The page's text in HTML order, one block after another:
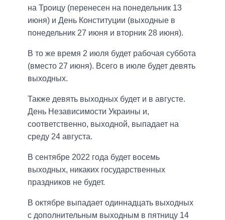
на Троицу (перенесен на понедельник 13
июня) и День Конституции (выходные в
понедельник 27 июня и вторник 28 июня).
В то же время 2 июля будет рабочая суббота
(вместо 27 июня). Всего в июле будет девять
выходных.
Также девять выходных будет и в августе.
День Независимости Украины и,
соответственно, выходной, выпадает на
среду 24 августа.
В сентябре 2022 года будет восемь
выходных, никаких государственных
праздников не будет.
В октябре выпадает одиннадцать выходных
с дополнительным выходным в пятницу 14